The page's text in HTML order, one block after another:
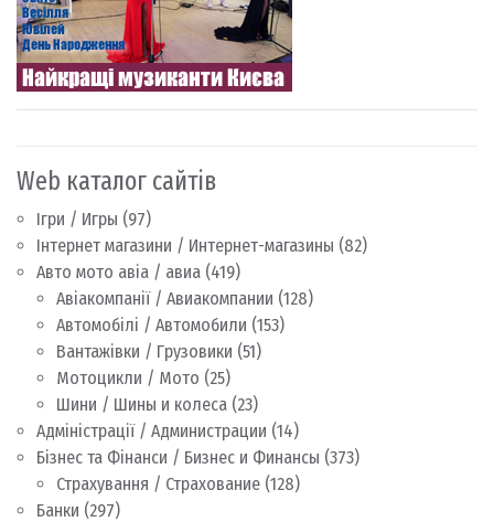
Web каталог сайтів
Ігри / Игры (97)
Інтернет магазини / Интернет-магазины (82)
Авто мото авіа / авиа (419)
Авіакомпанії / Авиакомпании (128)
Автомобілі / Автомобили (153)
Вантажівки / Грузовики (51)
Мотоцикли / Мото (25)
Шини / Шины и колеса (23)
Адміністрації / Администрации (14)
Бізнес та Фінанси / Бизнес и Финансы (373)
Страхування / Страхование (128)
Банки (297)